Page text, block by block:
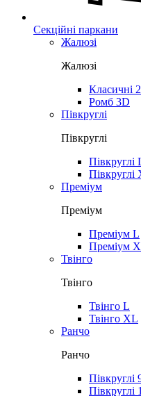
Секційні паркани
Жалюзі
Жалюзі
Класичні
Ромб 3D
Півкруглі
Півкруглі
Півкруглі
Півкруглі
Преміум
Преміум
Преміум L
Преміум
Твінго
Твінго
Твінго L
Твінго XL
Ранчо
Ранчо
Півкруглі
Півкруглі